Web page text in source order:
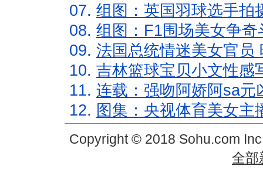
07. 组图：英国羽球选手拍
08. 组图：F1围场美女争
09. 法国总统情迷美女官员
10. 吉林篮球宝贝小文性感
11. 连载：强吻阿娇阿sa元
12. 图集：央视体育美女主
Copyright © 2018 Sohu.com
全部